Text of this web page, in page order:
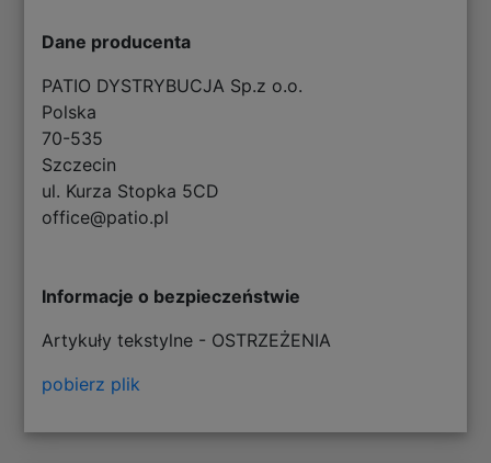
Dane producenta
PATIO DYSTRYBUCJA Sp.z o.o.
Polska
70-535
Szczecin
ul. Kurza Stopka 5CD
office@patio.pl
Informacje o bezpieczeństwie
Artykuły tekstylne - OSTRZEŻENIA
pobierz plik